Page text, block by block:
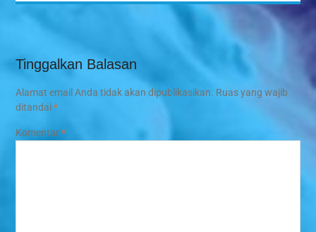
Tinggalkan Balasan
Alamat email Anda tidak akan dipublikasikan. Ruas yang wajib
ditandai*
Komentar*